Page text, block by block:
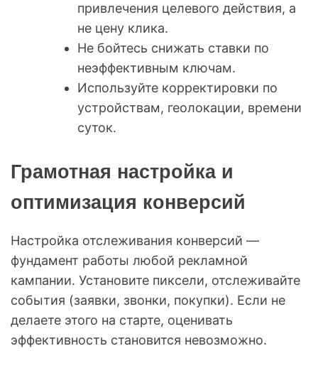
привлечения целевого действия, а
не цену клика.
Не бойтесь снижать ставки по
неэффективным ключам.
Используйте корректировки по
устройствам, геолокации, времени
суток.
Грамотная настройка и
оптимизация конверсий
Настройка отслеживания конверсий —
фундамент работы любой рекламной
кампании. Установите пиксели, отслеживайте
события (заявки, звонки, покупки). Если не
делаете этого на старте, оценивать
эффективность становится невозможно.